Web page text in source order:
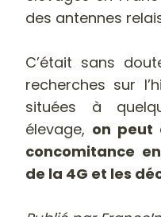
des antennes
C’était sans
recherches sur
situées à
élevage, on peut
concomitance
de la 4G et les